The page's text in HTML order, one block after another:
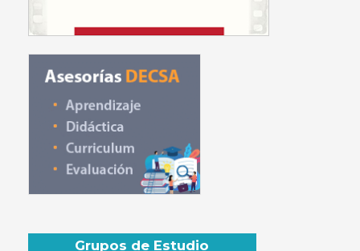
Grupos de Estudio